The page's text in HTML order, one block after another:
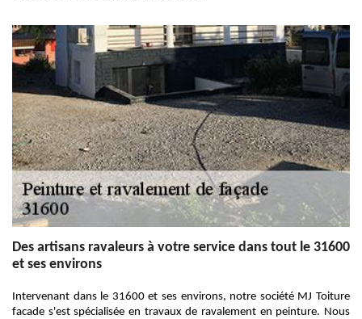
Des artisans ravaleurs à votre service dans tout le 31600
et ses environs
Intervenant dans le 31600 et ses environs, notre société MJ Toiture
facade s'est spécialisée en travaux de ravalement en peinture. Nous